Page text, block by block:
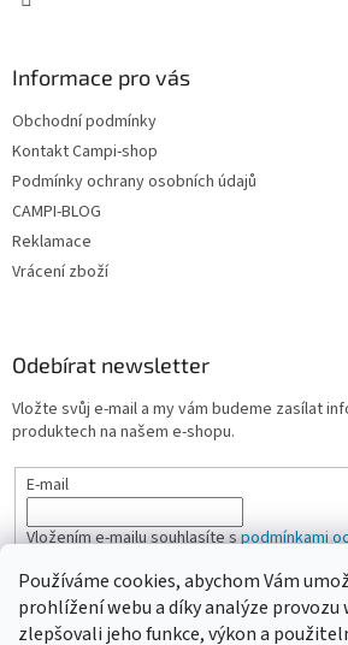
Používáme cookies, abychom Vám
prohlížení webu a díky analýze provozu
zlepšovali jeho funkce, výkon a
Informace pro vás
Obchodní podmínky
Kontakt Campi-shop
Podmínky ochrany osobních údajů
CAMPI-BLOG
Reklamace
Vrácení zboží
Odebírat newsletter
Vložte svůj e-mail a my vám budeme zasílat
produktech na našem e-shopu.
E-mail
Vložením e-mailu souhlasíte spodmínkami
PŘIHLÁSIT SE